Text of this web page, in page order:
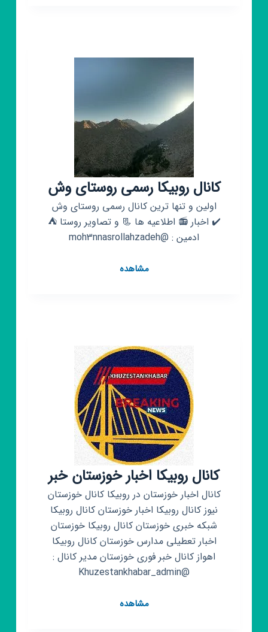
کانال روبیکا رسمی روستای وش
اولین و تنها ترین کانال رسمی روستای وش
✔️ اخبار 📻 اطلاعیه ها 📃 و تصاویر روستا ⛺
ادمین : @moh3nnasrollahzadeh
مشاهدهکانال
کانال روبیکا اخبار خوزستان خبر
کانال اخبار خوزستان در روبیکا کانال خوزستان
نیوز کانال روبیکا اخبار خوزستان کانال روبیکا
شبکه خبری خوزستان کانال روبیکا خوزستان
اخبار تعطیلی مدارس خوزستان کانال روبیکا
اهواز کانال خبر فوری خوزستان مدیر کانال :
@Khuzestankhabar_admin
مشاهدهکانال